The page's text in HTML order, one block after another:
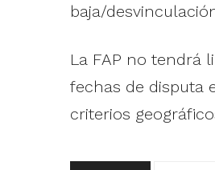
baja/
La FAP no tendrá
fechas de disputa
criterios